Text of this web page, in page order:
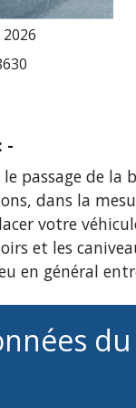
-
passage de la
dans la
votre
et les
en général